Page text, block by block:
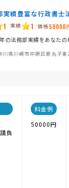
実績豊富な行政書士
1 実績 1 価格 50000
の法務部実績をあなたの
川県川崎市中原区新丸子
負
料金例
50000円